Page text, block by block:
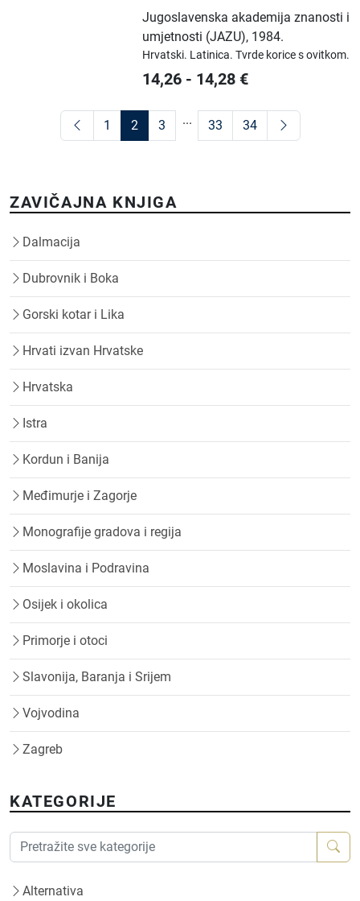
Jugoslavenska akademija znanosti i
umjetnosti (JAZU), 1984.
Hrvatski. Latinica.Tvrde korice s ovitkom.
14,26 - 14,28 €
1 2 3 ... 33 34
ZAVIČAJNA KNJIGA
Dalmacija
Dubrovnik i Boka
Gorski kotar i Lika
Hrvati izvan Hrvatske
Hrvatska
Istra
Kordun i Banija
Međimurje i Zagorje
Monografije gradova i regija
Moslavina i Podravina
Osijek i okolica
Primorje i otoci
Slavonija, Baranja i Srijem
Vojvodina
Zagreb
KATEGORIJE
Alternativa